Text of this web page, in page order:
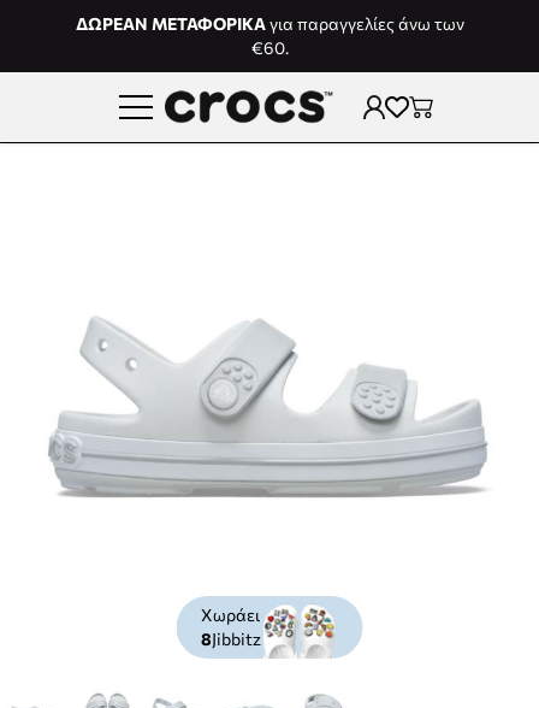
Μετάβαση στο περιεχόμενο
ΔΩΡΕΑΝ ΜΕΤΑΦΟΡΙΚΑγια παραγγελίες άνω των
€60.
Χωράει
8Jibbitz
View larger image
View larger imageView larger image
View larger image
View larger image